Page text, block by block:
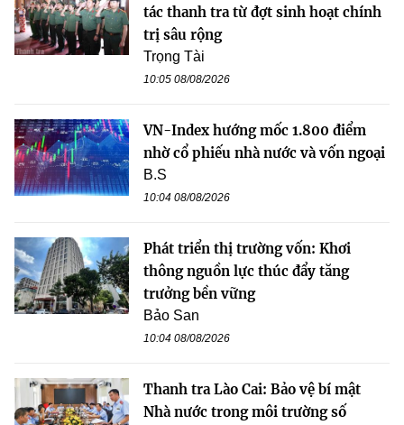
tác thanh tra từ đợt sinh hoạt chính
trị sâu rộng
Trọng Tài
10:05 08/08/2026
VN-Index hướng mốc 1.800 điểm
nhờ cổ phiếu nhà nước và vốn ngoại
B.S
10:04 08/08/2026
Phát triển thị trường vốn: Khơi
thông nguồn lực thúc đẩy tăng
trưởng bền vững
Bảo San
10:04 08/08/2026
Thanh tra Lào Cai: Bảo vệ bí mật
Nhà nước trong môi trường số